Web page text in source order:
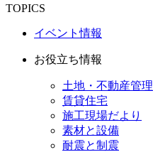
TOPICS
イベント情報
お役立ち情報
土地・不動産管理
賃貸住宅
施工現場だより
素材と設備
耐震と制震